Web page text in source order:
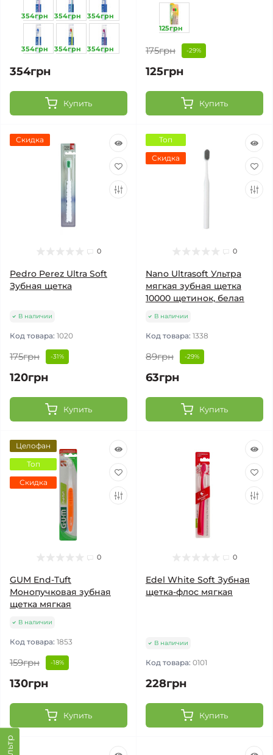
354грн 354грн 354грн
354грн 354грн 354грн
354грн
Купить
125грн
175грн -29%
125грн
Купить
Скидка
0
Pedro Perez Ultra Soft
Зубная щетка
В наличии
Код товара: 1020
175грн -31%
120грн
Купить
Топ
Скидка
0
Nano Ultrasoft Ультра
мягкая зубная щетка
10000 щетинок, белая
В наличии
Код товара: 1338
89грн -29%
63грн
Купить
Целофан
Топ
Скидка
0
GUM End-Tuft
Монопучковая зубная
щетка мягкая
В наличии
Код товара: 1853
159грн -18%
130грн
Купить
0
Edel White Soft Зубная
щетка-флос мягкая
В наличии
Код товара: 0101
228грн
Купить